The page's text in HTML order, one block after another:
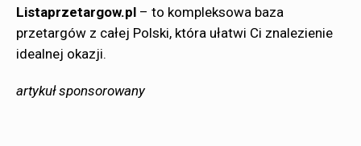
Listaprzetargow.pl – to kompleksowa baza
przetargów z całej Polski, która ułatwi Ci znalezienie
idealnej okazji.
artykuł sponsorowany